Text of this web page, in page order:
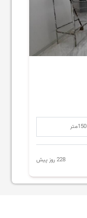
150متر
228 روز پیش